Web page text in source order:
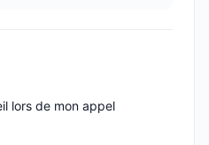
lors de mon appel